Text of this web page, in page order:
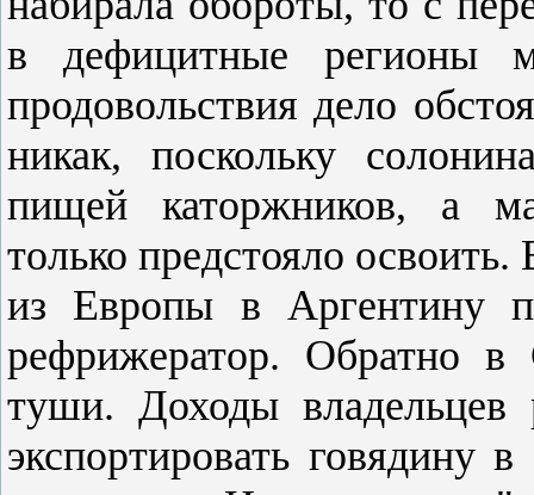
в дефицитные регионы
продовольствия дело
никак, поскольку
пищей каторжников, а
только предстояло
из Европы в Аргентину
рефрижератор. Обратно
туши. Доходы владельцев
экспортировать говядину